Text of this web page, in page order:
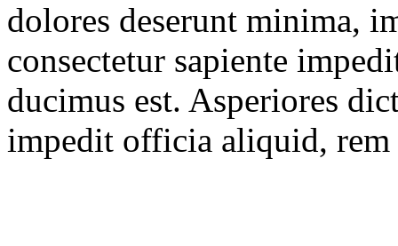
dolores deserunt minima,
consectetur sapiente
ducimus est. Asperiores
impedit officia aliquid, rem